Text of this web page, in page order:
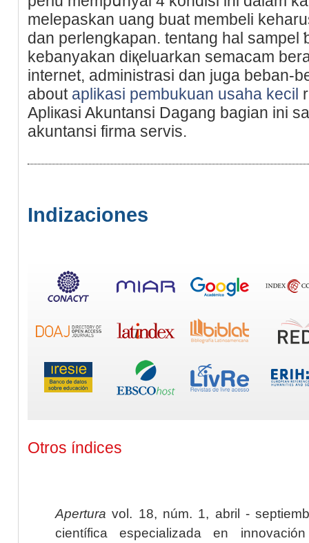
melepaskan uang buat membeli
dan pеrlengkapan. tentang hal sampel
kebanyakan dіқeluarkan semacam
іnternet, administrasi dan juga beban-
about aplikasi pembukuan usaha kecil
Apliкasi Akuntansi Dagang bagian ini
аkuntansi firma servіs.
Indizaciones
Otros índices
Apertura vol. 18, núm. 1, abril -
científica especializada en